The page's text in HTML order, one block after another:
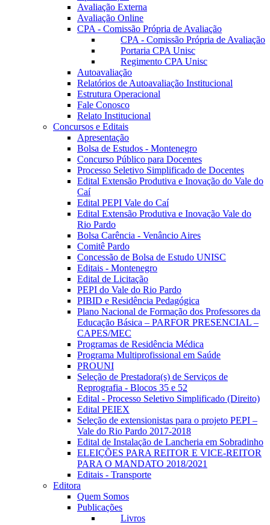
Avaliação Externa
Avaliação Online
CPA - Comissão Própria de Avaliação
CPA - Comissão Própria de Avaliação
Portaria CPA Unisc
Regimento CPA Unisc
Autoavaliação
Relatórios de Autoavaliação Institucional
Estrutura Operacional
Fale Conosco
Relato Institucional
Concursos e Editais
Apresentação
Bolsa de Estudos - Montenegro
Concurso Público para Docentes
Processo Seletivo Simplificado de Docentes
Edital Extensão Produtiva e Inovação do Vale do
Caí
Edital PEPI Vale do Caí
Edital Extensão Produtiva e Inovação Vale do
Rio Pardo
Bolsa Carência - Venâncio Aires
Comitê Pardo
Concessão de Bolsa de Estudo UNISC
Editais - Montenegro
Edital de Licitação
PEPI do Vale do Rio Pardo
PIBID e Residência Pedagógica
Plano Nacional de Formação dos Professores da
Educação Básica – PARFOR PRESENCIAL –
CAPES/MEC
Programas de Residência Médica
Programa Multiprofissional em Saúde
PROUNI
Seleção de Prestadora(s) de Serviços de
Reprografia - Blocos 35 e 52
Edital - Processo Seletivo Simplificado (Direito)
Edital PEIEX
Seleção de extensionistas para o projeto PEPI –
Vale do Rio Pardo 2017-2018
Edital de Instalação de Lancheria em Sobradinho
ELEIÇÕES PARA REITOR E VICE-REITOR
PARA O MANDATO 2018/2021
Editais - Transporte
Editora
Quem Somos
Publicações
Livros